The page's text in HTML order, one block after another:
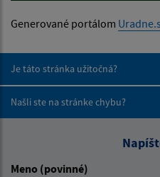
Generované portálom
Je táto stránka užitočná?
Našli ste na stránke chybu?
Meno (povinné)